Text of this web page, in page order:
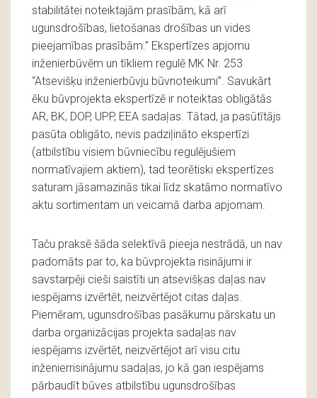
stabilitātei noteiktajām prasībām, kā arī
ugunsdrošības, lietošanas drošības un vides
pieejamības prasībām.” Ekspertīzes apjomu
inženierbūvēm un tīkliem regulē MK Nr. 253
“Atsevišķu inženierbūvju būvnoteikumi”. Savukārt
ēku būvprojekta ekspertīzē ir noteiktas obligātās
AR, BK, DOP, UPP, EEA sadaļas. Tātad, ja pasūtītājs
pasūta obligāto, nevis padziļināto ekspertīzi
(atbilstību visiem būvniecību regulējušiem
normatīvajiem aktiem), tad teorētiski ekspertīzes
saturam jāsamazinās tikai līdz skatāmo normatīvo
aktu sortimentam un veicamā darba apjomam.
Taču praksē šāda selektīvā pieeja nestrādā, un nav
padomāts par to, ka būvprojekta risinājumi ir
savstarpēji cieši saistīti un atsevišķas daļas nav
iespējams izvērtēt, neizvērtējot citas daļas.
Piemēram, ugunsdrošības pasākumu pārskatu un
darba organizācijas projekta sadaļas nav
iespējams izvērtēt, neizvērtējot arī visu citu
inženierrisinājumu sadaļas, jo kā gan iespējams
pārbaudīt būves atbilstību ugunsdrošības